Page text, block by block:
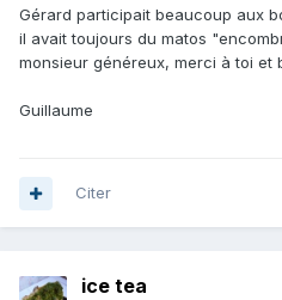
Gérard participait beaucoup aux
il avait toujours du matos
monsieur généreux, merci à toi et
Guillaume
Citer
ice tea